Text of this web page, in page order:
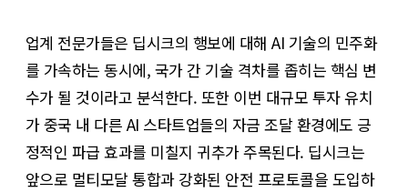
업계 전문가들은 딥시크의 행보에 대해 AI 기술의 민주화
를 가속하는 동시에, 국가 간 기술 격차를 좁히는 핵심 변
수가 될 것이라고 분석한다. 또한 이번 대규모 투자 유치
가 중국 내 다른 AI 스타트업들의 자금 조달 환경에도 긍
정적인 파급 효과를 미칠지 귀추가 주목된다. 딥시크는
앞으로 멀티모달 통합과 강화된 안전 프로토콜을 도입하